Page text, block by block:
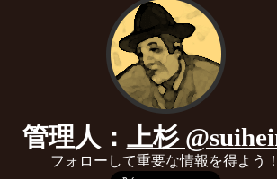
管理人： 上杉
フォローして重要な情報を得よう！